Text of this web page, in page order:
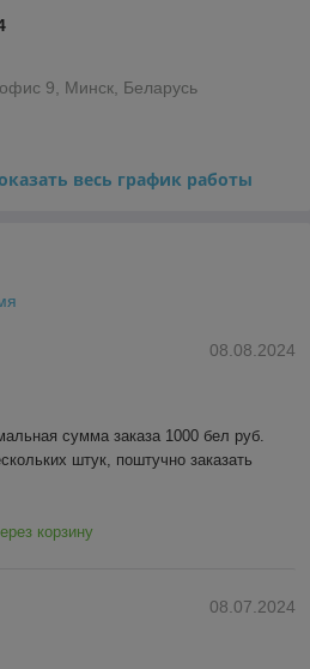
9, Минск, Беларусь
весь график работы
08.08.2024
сумма заказа 1000 бел руб.
штук, поштучно заказать
корзину
08.07.2024